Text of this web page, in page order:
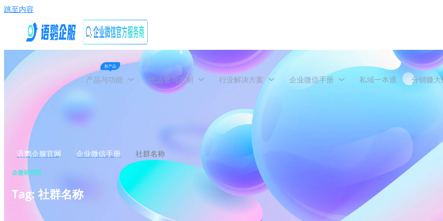
跳至内容
新产品
产品与功能 代运营与定制 行业解决方案 企业微信手册 私域一本通 分销赚大
语鹦企服官网 企业微信手册 社群名称
企微研究院
Tag: 社群名称